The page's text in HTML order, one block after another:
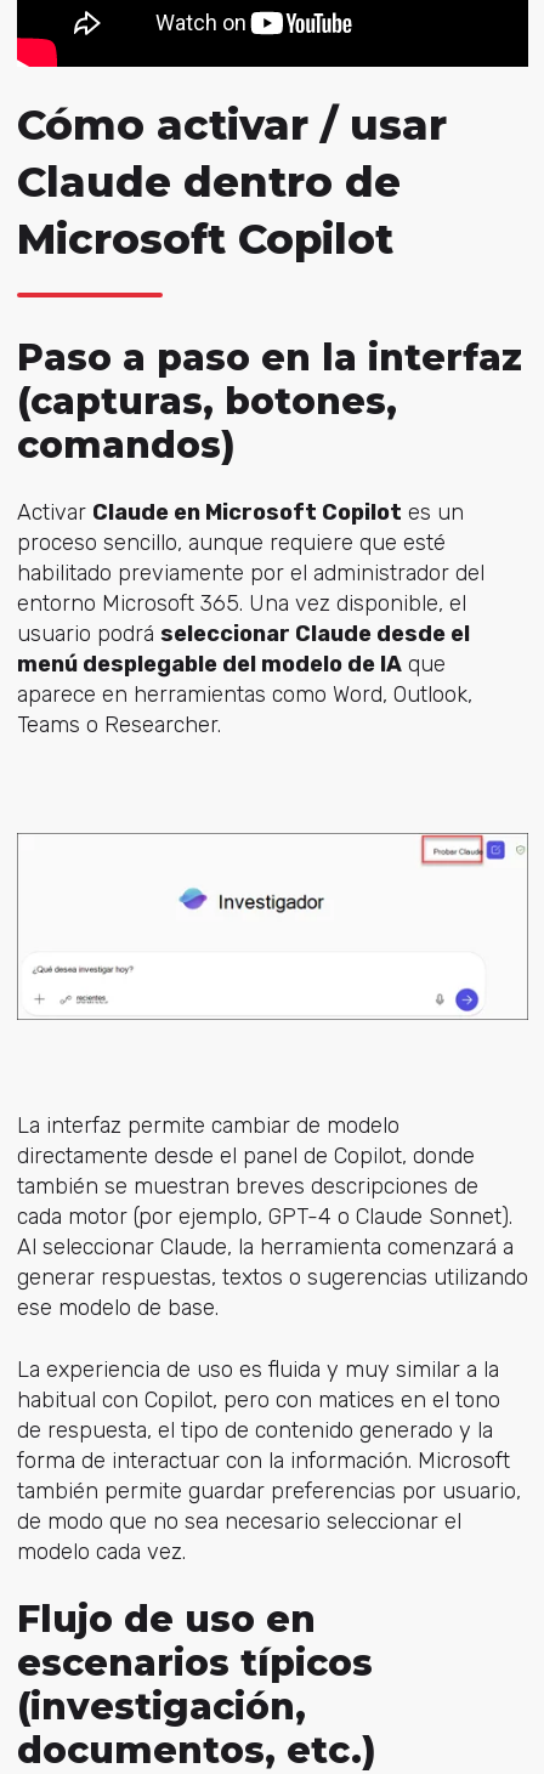
Cómo activar / usar
Claude dentro de
Microsoft Copilot
Paso a paso en la interfaz
(capturas, botones,
comandos)
Activar Claude en Microsoft Copilot es un
proceso sencillo, aunque requiere que esté
habilitado previamente por el administrador del
entorno Microsoft 365. Una vez disponible, el
usuario podrá seleccionar Claude desde el
menú desplegable del modelo de IAque
aparece en herramientas como Word, Outlook,
Teams o Researcher.
La interfaz permite cambiar de modelo
directamente desde el panel de Copilot, donde
también se muestran breves descripciones de
cada motor (por ejemplo, GPT-4 o Claude Sonnet).
Al seleccionar Claude, la herramienta comenzará a
generar respuestas, textos o sugerencias utilizando
ese modelo de base.
La experiencia de uso es fluida y muy similar a la
habitual con Copilot, pero con matices en el tono
de respuesta, el tipo de contenido generado y la
forma de interactuar con la información. Microsoft
también permite guardar preferencias por usuario,
de modo que no sea necesario seleccionar el
modelo cada vez.
Flujo de uso en
escenarios típicos
(investigación,
documentos, etc.)